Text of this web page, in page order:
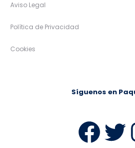
Aviso Legal
Política de Privacidad
Cookies
Síguenos en